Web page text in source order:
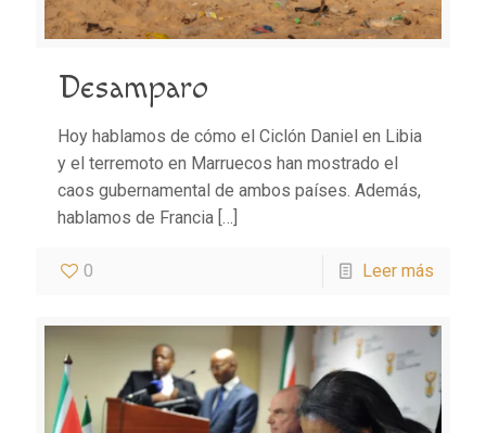
Desamparo
Hoy hablamos de cómo el Ciclón Daniel en Libia
y el terremoto en Marruecos han mostrado el
caos gubernamental de ambos países. Además,
hablamos de Francia […]
0 Leer más